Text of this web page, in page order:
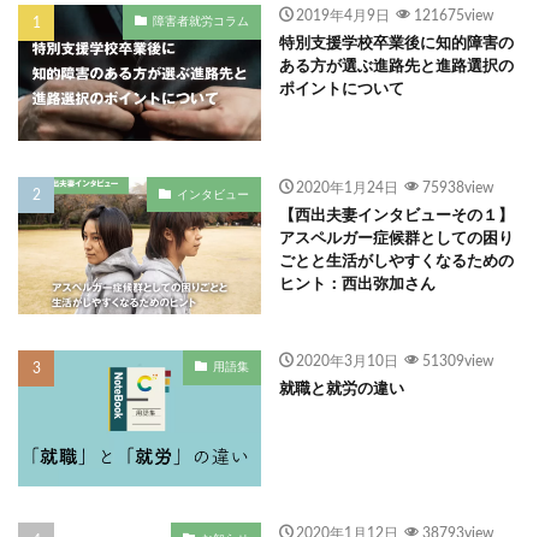
障害者就労コラム 2019年4月9日 121675view
特別支援学校卒業後に知的障害の
ある方が選ぶ進路先と進路選択の
ポイントについて
インタビュー 2020年1月24日 75938view
【西出夫妻インタビューその１】
アスペルガー症候群としての困り
ごとと生活がしやすくなるための
ヒント：西出弥加さん
用語集 2020年3月10日 51309view
就職と就労の違い
2020年1月12日 38793view